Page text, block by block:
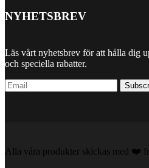
NYHETSBREV
Läs vårt nyhetsbrev för att hålla dig
och speciella rabatter.
Alla våra produkter skickas med ❤️️